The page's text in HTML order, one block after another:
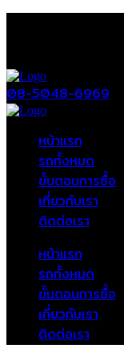
08-5048-6969
หน้าแรก
รถทั้งหมด
ขั้นตอนการซื้อ
เกี่ยวกับเรา
ติดต่อเรา
หน้าแรก
รถทั้งหมด
ขั้นตอนการซื้อ
เกี่ยวกับเรา
ติดต่อเรา